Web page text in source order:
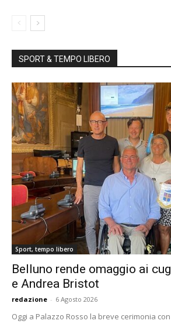
SPORT & TEMPO LIBERO
Sport, tempo libero
Belluno rende omaggio ai
e Andrea Bristot
redazione - 6 Agosto 2026
Oggi a Palazzo Rosso la breve cerimonia